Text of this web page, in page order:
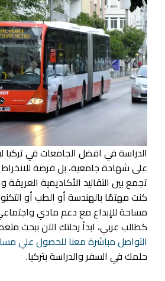
الدراسة في افضل الجامعات في
على شهادة جامعية، بل فرصة للانخراط
تجمع بين التقاليد الأكاديمية العريقة
كنت مهتمًا بالهندسة أو الطب أو
مساحة للإبداع مع دعم مادي
كطالب عربي، ابدأ رحلتك الآن ببحث
التواصل مباشرة معنا للحصول علي
حلمك في السفر والدراسة بتركيا.